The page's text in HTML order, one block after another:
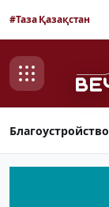
#Таза Қазақстан
Благоустройство